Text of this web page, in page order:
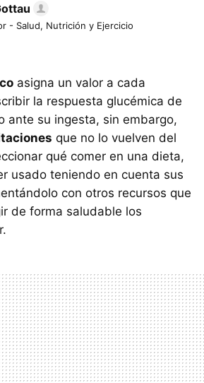
- Salud, Nutrición y Ejercicio
asigna un valor a cada
la respuesta glucémica de
ante su ingesta, sin embargo,
que no lo vuelven del
qué comer en una dieta,
usado teniendo en cuenta sus
con otros recursos que
de forma saludable los